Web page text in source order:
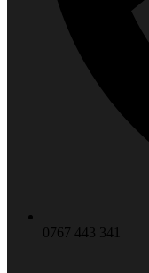
0767 443 341